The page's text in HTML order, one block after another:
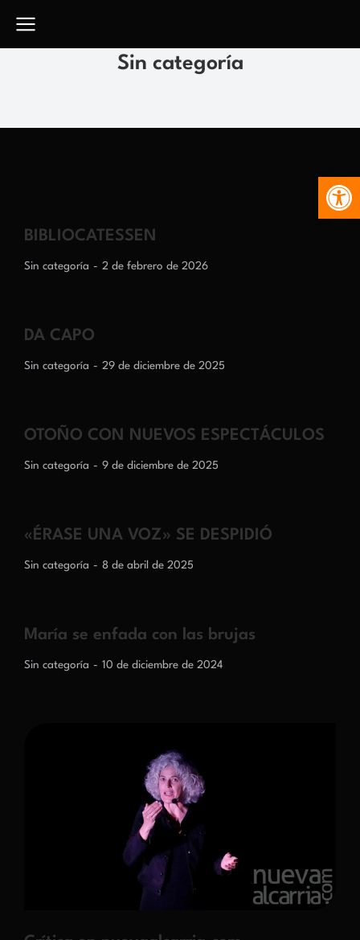
Sin categoría
BIBLIOCATESSEN
Sin categoría 2 de febrero de 2026
DA CAPO
Sin categoría 29 de diciembre de 2025
OTOÑO CON NUEVOS ESPECTÁCULOS
Sin categoría 9 de diciembre de 2025
«ÉRASE UNA VOZ» SE DESPIDIÓ
Sin categoría 8 de abril de 2025
María se enfada con las brujas
Sin categoría 10 de diciembre de 2024